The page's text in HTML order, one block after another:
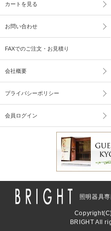
カートを見る
お問い合わせ
FAXでのご注文・お見積り
会社概要
プライバシーポリシー
会員ログイン
照明器具
BRIGHT All